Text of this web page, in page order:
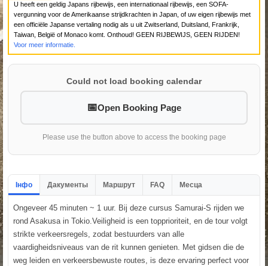
U heeft een geldig Japans rijbewijs, een internationaal rijbewijs, een SOFA-
vergunning voor de Amerikaanse strijdkrachten in Japan, of uw eigen rijbewijs met
een officiële Japanse vertaling nodig als u uit Zwitserland, Duitsland, Frankrijk,
Taiwan, België of Monaco komt. Onthoud! GEEN RIJBEWIJS, GEEN RIJDEN!
Voor meer informatie.
Could not load booking calendar
Open Booking Page
Please use the button above to access the booking page
Інфо Дакументы Маршрут FAQ Месца
Ongeveer 45 minuten ~ 1 uur. Bij deze cursus Samurai-S rijden we
rond Asakusa in Tokio.Veiligheid is een topprioriteit, en de tour volgt
strikte verkeersregels, zodat bestuurders van alle
vaardigheidsniveaus van de rit kunnen genieten. Met gidsen die de
weg leiden en verkeersbewuste routes, is deze ervaring perfect voor